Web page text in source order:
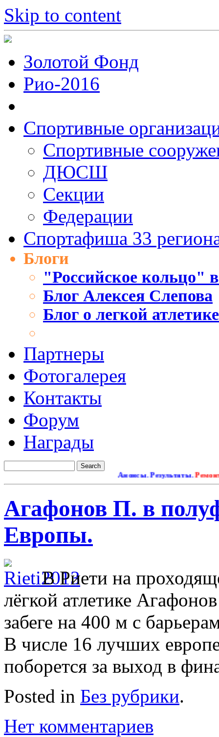
Skip to content
Золотой Фонд
Рио-2016
Спортивные
Cпортивные
ДЮСШ
Секции
Федерации
Спортафиша 33
Блоги
"Российское кольцо"
Блог Алексея Слепова
Блог о легкой
Партнеры
Фотогалерея
Контакты
Форум
Награды
Анонсы. Результаты.Ремонт
Агафонов П. в
Европы.
В Риети на
лёгкой атлетике
забеге на 400 м с
В числе 16 лучших
поборется за выход в
Posted in Без рубрики.
Нет комментариев